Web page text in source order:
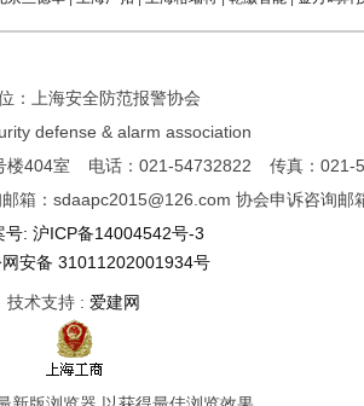
：上海安全防范报警协会
defense & alarm association
楼404室 电话：021-54732822 传真：021-
箱：sdaapc2015@126.com 协会申诉咨询邮
号: 沪ICP备14004542号-3
安备 31011202001934号
技术支持 : 爱建网